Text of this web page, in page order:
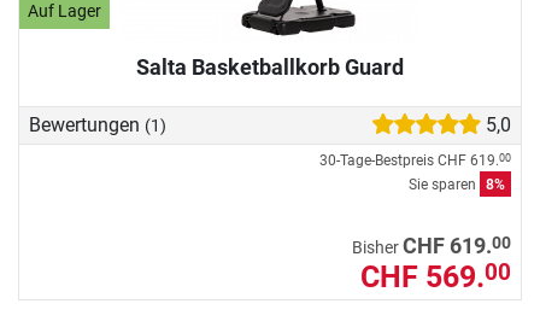
Auf Lager
Salta Basketballkorb Guard
Bewertungen (1) 5,0
30-Tage-Bestpreis CHF 619.00
Sie sparen 8%
BisherCHF 619.00
CHF 569.00